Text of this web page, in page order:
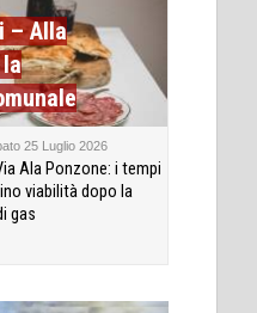
– Alla
25 Luglio 2026
Ala Ponzone: i tempi
viabilità dopo la
gas